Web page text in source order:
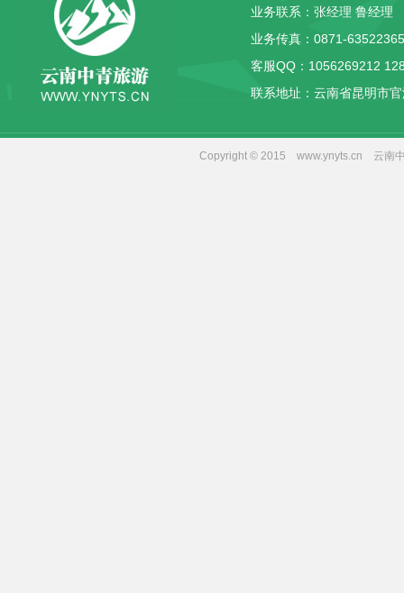
业务联系：张经理 鲁经理
业务传真：0871-
客服QQ： 1056269212
联系地址：云南省昆明市
Copyright © 2015 www.ynyts.cn 云南